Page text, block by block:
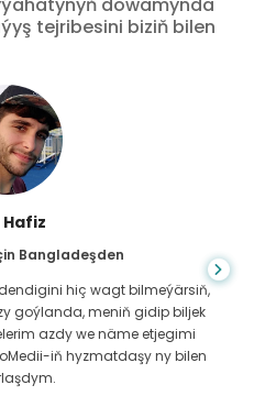
tejribesini biziň bilen
Bangladeşden
hiç wagt bilmeýärsiň,
goýlanda, meniň gidip biljek
azdy we näme etjegimi
iň hyzmatdaşy ny bilen